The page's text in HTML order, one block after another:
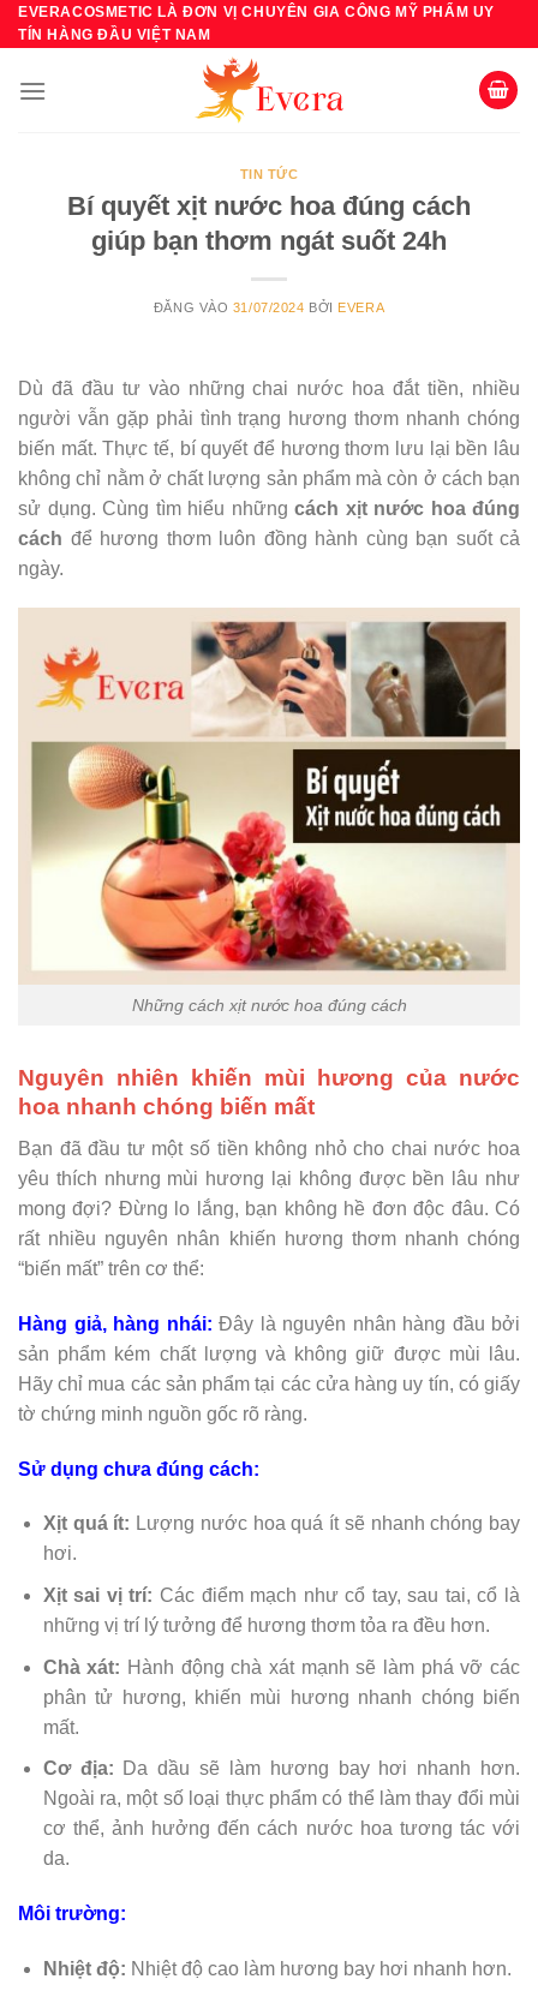
Bỏ
qua
dung
EVERACOSMETIC LÀ ĐƠN VỊ CHUYÊN GIA CÔNG MỸ PHẨM UY
TÍN HÀNG ĐẦU VIỆT NAM
TIN TỨC
Bí quyết xịt nước hoa đúng cách
giúp bạn thơm ngát suốt 24h
ĐĂNG VÀO 31/07/2024 BỞI EVERA
Dù đã đầu tư vào những chai nước hoa đắt tiền, nhiều
người vẫn gặp phải tình trạng hương thơm nhanh chóng
biến mất. Thực tế, bí quyết để hương thơm lưu lại bền lâu
không chỉ nằm ở chất lượng sản phẩm mà còn ở cách bạn
sử dụng. Cùng tìm hiểu những cách xịt nước hoa đúng
cách để hương thơm luôn đồng hành cùng bạn suốt cả
ngày.
Những cách xịt nước hoa đúng cách
Nguyên nhiên khiến mùi hương của nước
hoa nhanh chóng biến mất
Bạn đã đầu tư một số tiền không nhỏ cho chai nước hoa
yêu thích nhưng mùi hương lại không được bền lâu như
mong đợi? Đừng lo lắng, bạn không hề đơn độc đâu. Có
rất nhiều nguyên nhân khiến hương thơm nhanh chóng
“biến mất” trên cơ thể:
Hàng giả, hàng nhái: Đây là nguyên nhân hàng đầu bởi
sản phẩm kém chất lượng và không giữ được mùi lâu.
Hãy chỉ mua các sản phẩm tại các cửa hàng uy tín, có giấy
tờ chứng minh nguồn gốc rõ ràng.
Sử dụng chưa đúng cách:
Xịt quá ít: Lượng nước hoa quá ít sẽ nhanh chóng bay
hơi.
Xịt sai vị trí: Các điểm mạch như cổ tay, sau tai, cổ là
những vị trí lý tưởng để hương thơm tỏa ra đều hơn.
Chà xát: Hành động chà xát mạnh sẽ làm phá vỡ các
phân tử hương, khiến mùi hương nhanh chóng biến
mất.
Cơ địa: Da dầu sẽ làm hương bay hơi nhanh hơn.
Ngoài ra, một số loại thực phẩm có thể làm thay đổi mùi
cơ thể, ảnh hưởng đến cách nước hoa tương tác với
da.
Môi trường:
Nhiệt độ: Nhiệt độ cao làm hương bay hơi nhanh hơn.